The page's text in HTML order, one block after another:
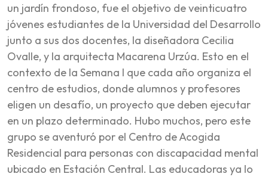
un jardín frondoso, fue el objetivo de veinticuatro
jóvenes estudiantes de la Universidad del Desarrollo
junto a sus dos docentes, la diseñadora Cecilia
Ovalle, y la arquitecta Macarena Urzúa. Esto en el
contexto de la Semana I que cada año organiza el
centro de estudios, donde alumnos y profesores
eligen un desafío, un proyecto que deben ejecutar
en un plazo determinado. Hubo muchos, pero este
grupo se aventuró por el Centro de Acogida
Residencial para personas con discapacidad mental
ubicado en Estación Central. Las educadoras ya lo